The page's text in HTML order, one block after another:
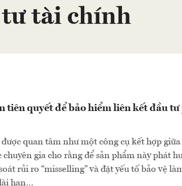
tài chính
tiên quyết để bảo hiểm liên kết đầu tư
quan tâm như một công cụ kết hợp giữa
gia cho rằng để sản phẩm này phát
rủi ro “misselling” và đặt yếu tố bảo vệ
hạn…